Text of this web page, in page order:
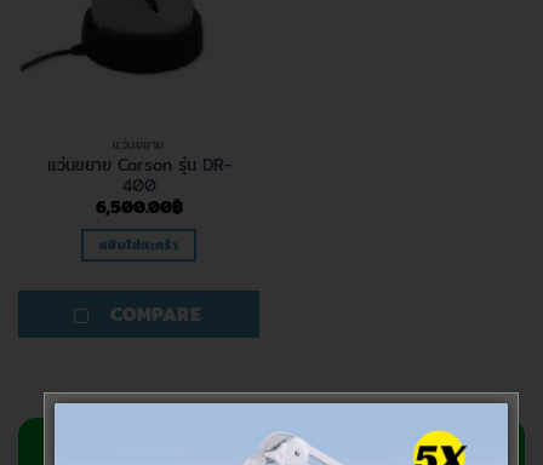
แว่นขยาย
แว่นขยาย Carson รุ่น DR-
400
6,500.00฿
หยิบใส่ตะกร้า
COMPARE
สอบถามข้อมูลเพิ่มเติม